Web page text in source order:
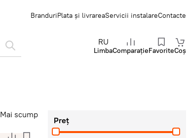
BranduriPlata și livrareaServicii instalareContacte
RU
LimbaComparațieFavoriteCoș
Mai scump
Preț